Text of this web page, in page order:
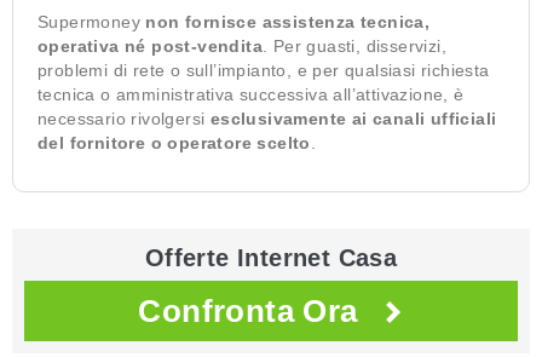
Supermoney non fornisce assistenza tecnica,
operativa né post-vendita . Per guasti, disservizi,
problemi di rete o sull’impianto, e per qualsiasi richiesta
tecnica o amministrativa successiva all’attivazione, è
necessario rivolgersi esclusivamente ai canali ufficiali
del fornitore o operatore scelto
Offerte Internet Casa
Confronta Ora